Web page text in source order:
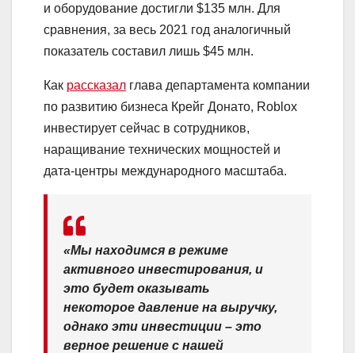
и оборудование достигли $135 млн. Для
сравнения, за весь 2021 год аналогичный
показатель составил лишь $45 млн.
Как рассказал глава департамента компании
по развитию бизнеса Крейг Донато, Roblox
инвестирует сейчас в сотрудников,
наращивание технических мощностей и
дата-центры международного масштаба.
«Мы находимся в режиме
активного инвестирования, и
это будет оказывать
некоторое давление на выручку,
однако эти инвестиции – это
верное решение с нашей